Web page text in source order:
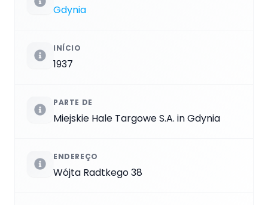
Gdynia
INÍCIO
1937
PARTE DE
Miejskie Hale Targowe S.A. in Gdynia
ENDEREÇO
Wójta Radtkego 38